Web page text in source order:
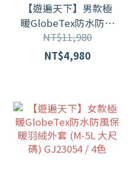
【遊遍天下】男款極
暖GlobeTex防水防風
保暖羽絨外套
GJ23053 (M-5L 大尺
碼)
NT$11,980
NT$4,980